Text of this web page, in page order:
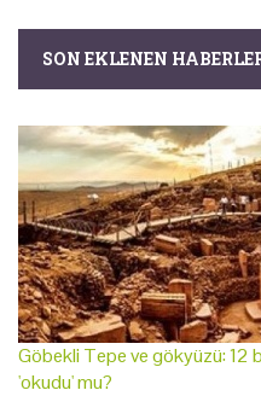
SON EKLENEN
Göbekli Tepe ve gökyüzü: 12
'okudu' mu?